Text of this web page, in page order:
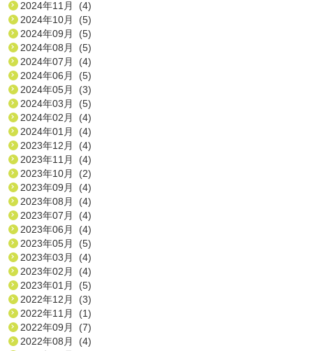
2024年11月 (4)
2024年10月 (5)
2024年09月 (5)
2024年08月 (5)
2024年07月 (4)
2024年06月 (5)
2024年05月 (3)
2024年03月 (5)
2024年02月 (4)
2024年01月 (4)
2023年12月 (4)
2023年11月 (4)
2023年10月 (2)
2023年09月 (4)
2023年08月 (4)
2023年07月 (4)
2023年06月 (4)
2023年05月 (5)
2023年03月 (4)
2023年02月 (4)
2023年01月 (5)
2022年12月 (3)
2022年11月 (1)
2022年09月 (7)
2022年08月 (4)